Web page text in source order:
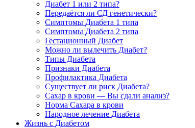
Диабет 1 или 2 типа?
Передаётся ли СД генетически?
Симптомы Диабета 1 типа
Симптомы Диабета 2 типа
Гестационный Диабет
Можно ли вылечить Диабет?
Типы Диабета
Признаки Диабета
Профилактика Диабета
Существует ли риск Диабета?
Сахар в крови — Вы сдали анализ?
Норма Сахара в крови
Народное лечение Диабета
Жизнь с Диабетом